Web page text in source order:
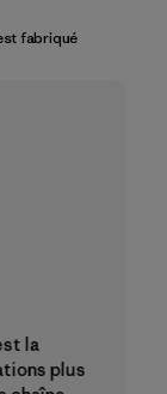
fabriqué
la
plus